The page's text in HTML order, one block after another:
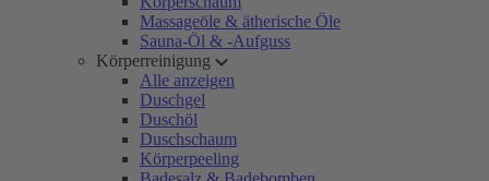
Massageöle & ätherische Öle
Sauna-Öl & -Aufguss
Körperreinigung
Alle anzeigen
Duschgel
Duschöl
Duschschaum
Körperpeeling